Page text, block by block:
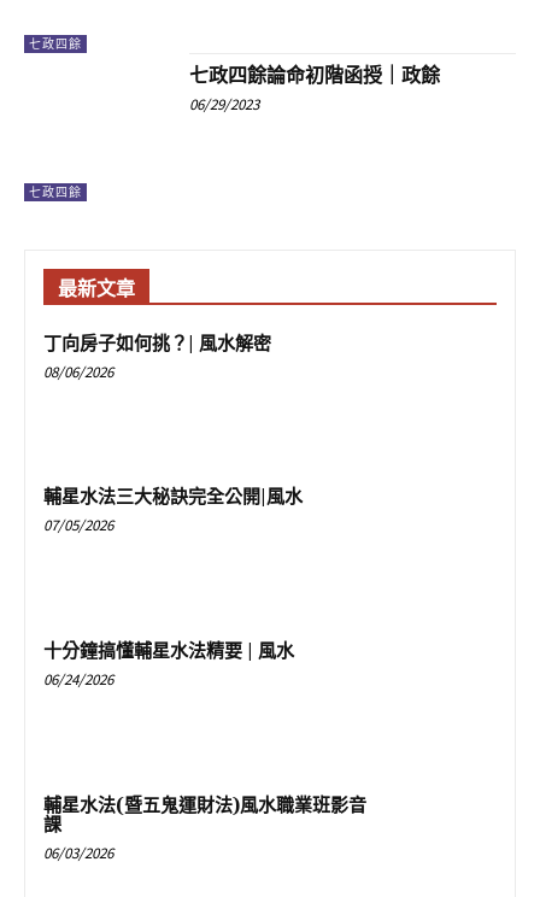
七政四餘
七政四餘
七政四餘論命初階函授｜政餘
06/29/2023
最新文章
丁向房子如何挑？| 風水解密
08/06/2026
輔星水法三大秘訣完全公開|風水
07/05/2026
十分鐘搞懂輔星水法精要 | 風水
06/24/2026
輔星水法(暨五鬼運財法)風水職業班影音
課
06/03/2026